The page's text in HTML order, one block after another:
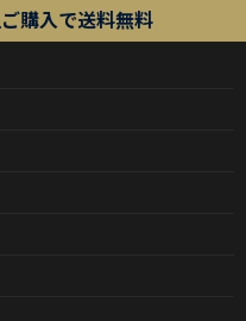
購入で送料無料